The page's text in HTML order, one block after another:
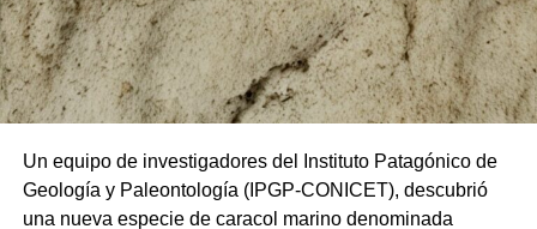
Un equipo de investigadores del
Instituto Patagónico de
Geología y Paleontología (IPGP-CONICET), descubrió
una nueva especie de caracol marinodenominada